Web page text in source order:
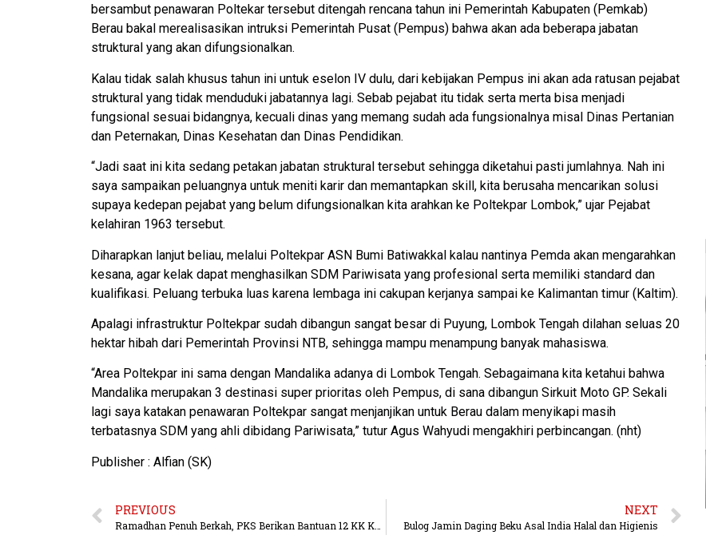
bersambut penawaran Poltekar tersebut ditengah rencana tahun ini Pemerintah Kabupaten (Pemkab)
Berau bakal merealisasikan intruksi Pemerintah Pusat (Pempus) bahwa akan ada beberapa jabatan
struktural yang akan difungsionalkan.
Kalau tidak salah khusus tahun ini untuk eselon IV dulu, dari kebijakan Pempus ini akan ada ratusan pejabat
struktural yang tidak menduduki jabatannya lagi. Sebab pejabat itu tidak serta merta bisa menjadi
fungsional sesuai bidangnya, kecuali dinas yang memang sudah ada fungsionalnya misal Dinas Pertanian
dan Peternakan, Dinas Kesehatan dan Dinas Pendidikan.
“Jadi saat ini kita sedang petakan jabatan struktural tersebut sehingga diketahui pasti jumlahnya. Nah ini
saya sampaikan peluangnya untuk meniti karir dan memantapkan skill, kita berusaha mencarikan solusi
supaya kedepan pejabat yang belum difungsionalkan kita arahkan ke Poltekpar Lombok,” ujar Pejabat
kelahiran 1963 tersebut.
Diharapkan lanjut beliau, melalui Poltekpar ASN Bumi Batiwakkal kalau nantinya Pemda akan mengarahkan
kesana, agar kelak dapat menghasilkan SDM Pariwisata yang profesional serta memiliki standard dan
kualifikasi. Peluang terbuka luas karena lembaga ini cakupan kerjanya sampai ke Kalimantan timur (Kaltim).
Apalagi infrastruktur Poltekpar sudah dibangun sangat besar di Puyung, Lombok Tengah dilahan seluas 20
hektar hibah dari Pemerintah Provinsi NTB, sehingga mampu menampung banyak mahasiswa.
“Area Poltekpar ini sama dengan Mandalika adanya di Lombok Tengah. Sebagaimana kita ketahui bahwa
Mandalika merupakan 3 destinasi super prioritas oleh Pempus, di sana dibangun Sirkuit Moto GP. Sekali
lagi saya katakan penawaran Poltekpar sangat menjanjikan untuk Berau dalam menyikapi masih
terbatasnya SDM yang ahli dibidang Pariwisata,” tutur Agus Wahyudi mengakhiri perbincangan. (nht)
Publisher : Alfian (SK)
PREVIOUS NEXT
Bulog Jamin Daging Beku Asal India Halal dan Higienis